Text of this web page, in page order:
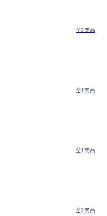
全3商品
全1商品
全1商品
全3商品